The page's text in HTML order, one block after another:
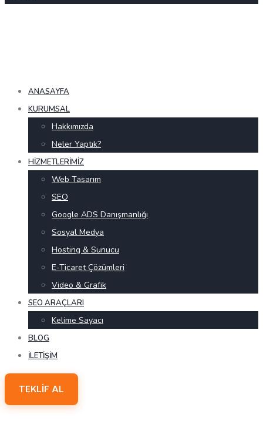
ANASAYFA
KURUMSAL
Hakkımızda
Neler Yaptık?
HIZMETLERIMIZ
Web Tasarım
SEO
Google ADS Danışmanlığı
Sosyal Medya
Hosting & Sunucu
E-Ticaret Çözümleri
Video & Grafik
SEO ARAÇLARI
Kelime Sayacı
BLOG
İLETIŞIM
TEKLIF AL